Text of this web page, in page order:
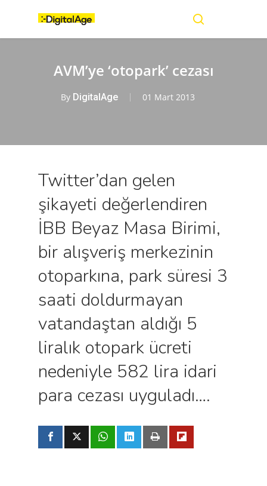
content
AVM’ye ‘otopark’ cezası
By DigitalAge 01 Mart 2013
Twitter’dan gelen
şikayeti değerlendiren
İBB Beyaz Masa Birimi,
bir alışveriş merkezinin
otoparkına, park süresi 3
saati doldurmayan
vatandaştan aldığı 5
liralık otopark ücreti
nedeniyle 582 lira idari
para cezası uyguladı….